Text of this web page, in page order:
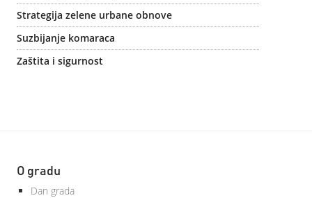
Strategija zelene urbane obnove
Suzbijanje komaraca
Zaštita i sigurnost
O gradu
Dan grada